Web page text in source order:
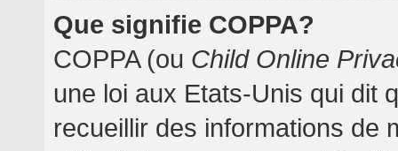
Que signifie COPPA?
COPPA (ou Child Online
une loi aux Etats-Unis qui dit
recueillir des informations de